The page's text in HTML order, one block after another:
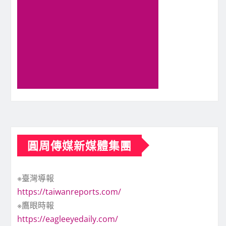
圓周傳媒新媒體集團
※臺灣導報
https://taiwanreports.com/
※鷹眼時報
https://eagleeyedaily.com/